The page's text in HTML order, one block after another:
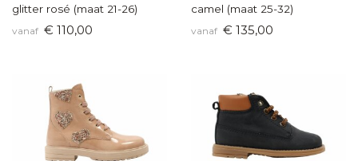
glitter rosé (maat 21-26)
vanaf € 110,00
camel (maat 25-32)
vanaf € 135,00